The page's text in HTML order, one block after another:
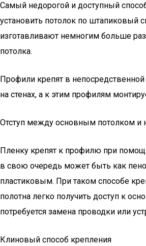
Самый недорогой и доступный
установить потолок по штапиковый
изготавливают немногим больше
потолка.
Профили крепят в непосредственной
на стенах, а к этим профилям
Отступ между основным потолком и
Пленку крепят к профилю при
в свою очередь может быть как
пластиковым. При таком способе
полотна легко получить доступ к
потребуется замена проводки или
Клиновый способ крепления